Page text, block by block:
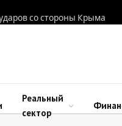
со стороны Крыма
Реальный
сектор